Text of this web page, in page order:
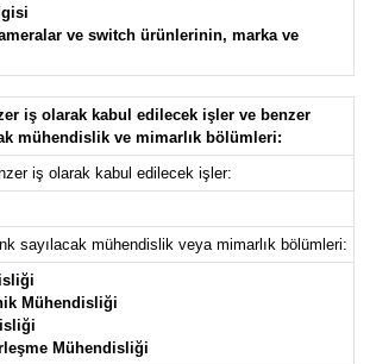
ve switch ürünlerinin, marka ve
iş olarak kabul edilecek işler ve benzer
mühendislik ve mimarlık bölümleri:
iş olarak kabul edilecek işler:
sayılacak mühendislik veya mimarlık bölümleri:
Mühendisliği
Mühendisliği